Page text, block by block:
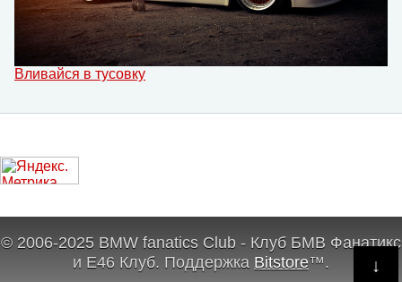
↓
Вливайся в тусовку
© 2006-2025 BMW fanatics Club - Клуб БМВ Фанатикс
и Е46 Клуб. Поддержка Bitstore™.